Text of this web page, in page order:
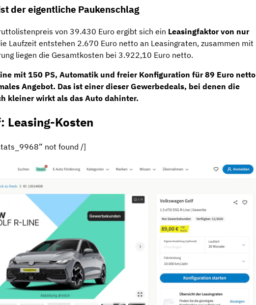
der eigentliche Paukenschlag
von 39.430 Euro ergibt sich ein Leasingfaktor von nur
Laufzeit entstehen 2.670 Euro netto an Leasingraten, zusammen mit
liegen die Gesamtkosten bei 3.922,10 Euro netto.
mit 150 PS, Automatik und freier Konfiguration für 89 Euro netto
Angebot. Das ist einer dieser Gewerbedeals, bei denen die
kleiner wirkt als das Auto dahinter.
Leasing-Kosten
not found /]